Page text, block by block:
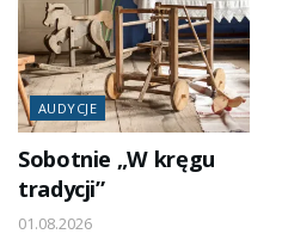
AUDYCJE
Sobotnie „W kręgu
tradycji”
01.08.2026